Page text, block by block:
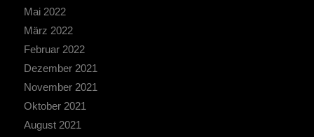
Mai 2022
März 2022
Februar 2022
Dezember 2021
November 2021
Oktober 2021
August 2021